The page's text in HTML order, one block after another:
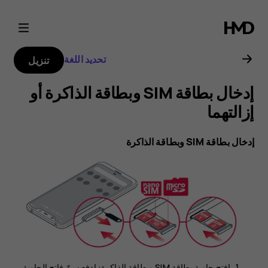
دليل
مستخدم
هاتف
Nokia
8.1
تحديد اللغة تنزيل
‎إدخال بطاقة SIM وبطاقة الذاكرة أو
إزالتهما